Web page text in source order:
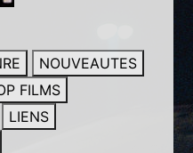
NOUVEAUTES
FILMS
LIENS